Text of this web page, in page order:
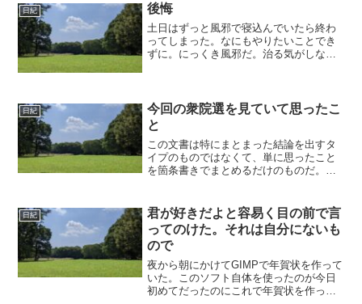
日紀 後悔
土日はずっと風邪で寝込んでいたら終わ
ってしまった。なにもやりたいことでき
ずに。にっくき風邪だ。治る気がしな
題も洗濯もだるくてやる気がし...
日紀
今回の衆院選を見ていて思ったこ
と
この文書は特にまとまった結論を出すタ
イプのものではなくて、単に思ったこと
を箇条書きでまとめるだけのものだ。つ
が裏金問題になったのはとても残念だっ
た。もちろん政治資金は...
日紀
君が好きだよと容易く目の前で言
ってのけた。それは自分にないも
ので
夜から朝にかけてGIMPで年賀状を作って
いた。このソフト自体を使ったのが今日
初めてだったのにこれで年賀状を作って